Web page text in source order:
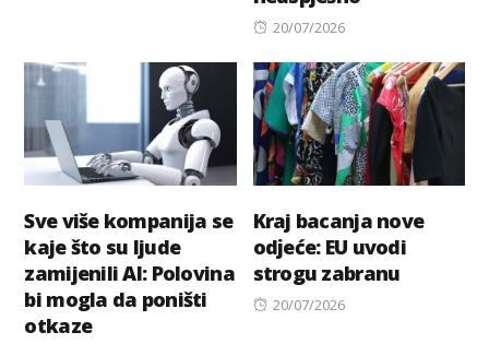
Posted
20/07/2026
Sve više kompanija se
kaje što su ljude
zamijenili AI: Polovina
bi mogla da poništi
otkaze
Kraj bacanja nove
odјeće: EU uvodi
strogu zabranu
Posted
20/07/2026